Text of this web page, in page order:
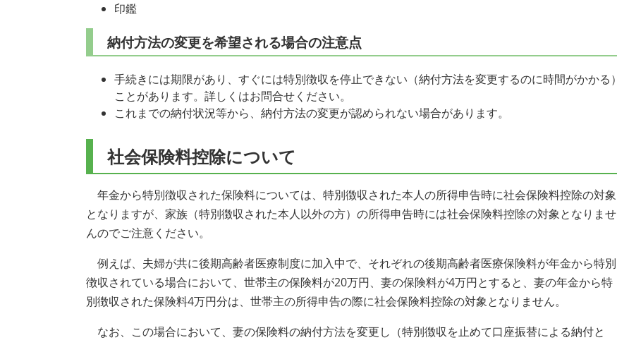
印鑑
納付方法の変更を希望される場合の注意点
手続きには期限があり、すぐには特別徴収を停止できない（納付方法を変更するのに時間がかかる）
ことがあります。詳しくはお問合せください。
これまでの納付状況等から、納付方法の変更が認められない場合があります。
社会保険料控除について
年金から特別徴収された保険料については、特別徴収された本人の所得申告時に社会保険料控除の対象
となりますが、家族（特別徴収された本人以外の方）の所得申告時には社会保険料控除の対象となりませ
んのでご注意ください。
例えば、夫婦が共に後期高齢者医療制度に加入中で、それぞれの後期高齢者医療保険料が年金から特別
徴収されている場合において、世帯主の保険料が20万円、妻の保険料が4万円とすると、妻の年金から特
別徴収された保険料4万円分は、世帯主の所得申告の際に社会保険料控除の対象となりません。
なお、この場合において、妻の保険料の納付方法を変更し（特別徴収を止めて口座振替による納付と